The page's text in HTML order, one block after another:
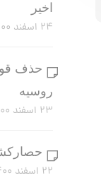
اخیر
۲۴ اسفند ۱۴۰۰
حذف
روسیه
۲۳ اسفند ۱۴۰۰
۲۲ اسفند ۱۴۰۰